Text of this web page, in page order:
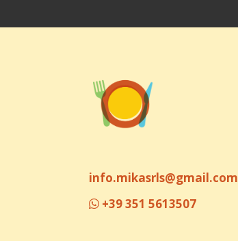
info.mikasrls@gmail.com
+39 351 5613507